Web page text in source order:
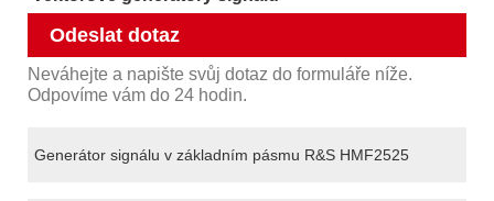
Odeslat dotaz
Neváhejte a napište svůj dotaz do formuláře níže.
Odpovíme vám do 24 hodin.